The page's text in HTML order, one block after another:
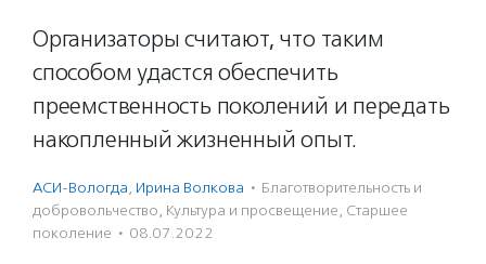
Организаторы считают, что таким
способом удастся обеспечить
преемственность поколений и передать
накопленный жизненный опыт.
АСИ-Вологда, Ирина Волкова · Благотвори­тель­ность и
доброволь­чест­во, Культура и просвещение, Старшее
поколение · 08.07.2022